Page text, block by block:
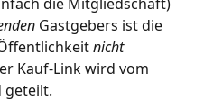
Gastgebers ist die
nicht
Kauf-Link wird vom
geteilt.